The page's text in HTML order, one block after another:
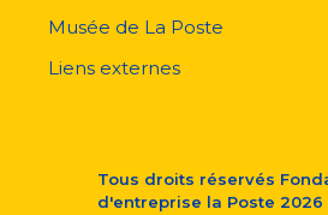
Musée de La Poste
Liens externes
Tous droits réservés
d'entreprise la Poste 2026